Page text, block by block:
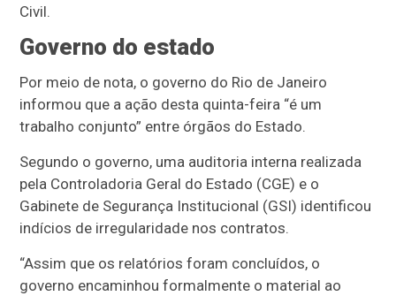
Civil.
Governo do estado
Por meio de nota, o governo do Rio de Janeiro
informou que a ação desta quinta-feira “é um
trabalho conjunto” entre órgãos do Estado.
Segundo o governo, uma auditoria interna realizada
pela Controladoria Geral do Estado (CGE) e o
Gabinete de Segurança Institucional (GSI) identificou
indícios de irregularidade nos contratos.
“Assim que os relatórios foram concluídos, o
governo encaminhou formalmente o material ao